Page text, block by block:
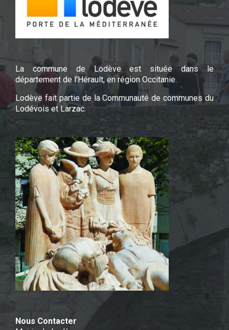
La commune de Lodève est située dans le
département de l'Hérault, en région Occitanie.
Lodève fait partie de la Communauté de communes du
Lodévois et Larzac.
Nous Contacter